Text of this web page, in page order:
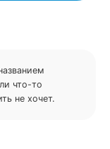
что-то
не хочет.